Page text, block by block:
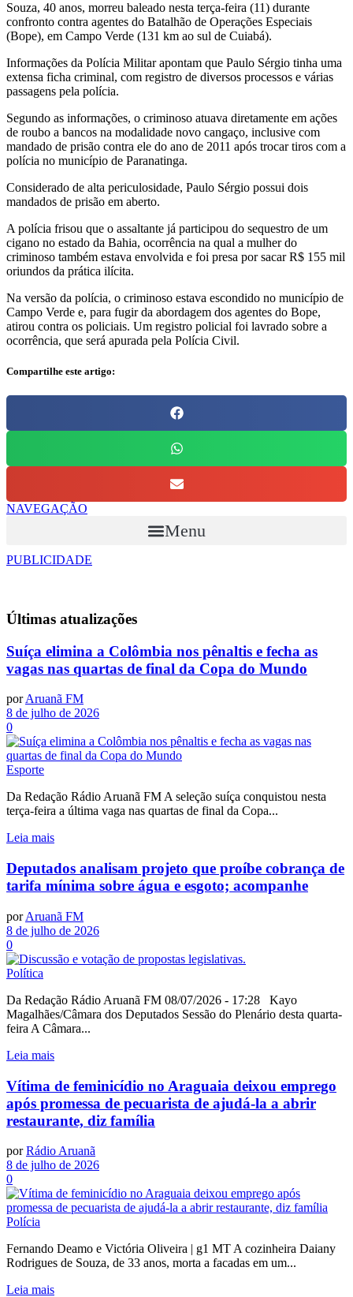
Souza, 40 anos, morreu baleado nesta terça-feira (11) durante
confronto contra agentes do Batalhão de Operações Especiais
(Bope), em Campo Verde (131 km ao sul de Cuiabá).
Informações da Polícia Militar apontam que Paulo Sérgio tinha uma
extensa ficha criminal, com registro de diversos processos e várias
passagens pela polícia.
Segundo as informações, o criminoso atuava diretamente em ações
de roubo a bancos na modalidade novo cangaço, inclusive com
mandado de prisão contra ele do ano de 2011 após trocar tiros com a
polícia no município de Paranatinga.
Considerado de alta periculosidade, Paulo Sérgio possui dois
mandados de prisão em aberto.
A polícia frisou que o assaltante já participou do sequestro de um
cigano no estado da Bahia, ocorrência na qual a mulher do
criminoso também estava envolvida e foi presa por sacar R$ 155 mil
oriundos da prática ilícita.
Na versão da polícia, o criminoso estava escondido no município de
Campo Verde e, para fugir da abordagem dos agentes do Bope,
atirou contra os policiais. Um registro policial foi lavrado sobre a
ocorrência, que será apurada pela Polícia Civil.
Compartilhe este artigo:
NAVEGAÇÃO
Menu
PUBLICIDADE
Últimas atualizações
Suíça elimina a Colômbia nos pênaltis e fecha as
vagas nas quartas de final da Copa do Mundo
porAruanã FM
8 de julho de 2026
0
Esporte
Da Redação Rádio Aruanã FM A seleção suíça conquistou nesta
terça-feira a última vaga nas quartas de final da Copa...
Leia mais
Deputados analisam projeto que proíbe cobrança de
tarifa mínima sobre água e esgoto; acompanhe
por Aruanã FM
8 de julho de 2026
0
Política
Da Redação Rádio Aruanã FM 08/07/2026 - 17:28 Kayo
Magalhães/Câmara dos Deputados Sessão do Plenário desta quarta-
feira A Câmara...
Leia mais
Vítima de feminicídio no Araguaia deixou emprego
após promessa de pecuarista de ajudá-la a abrir
restaurante, diz família
por Rádio Aruanã
8 de julho de 2026
0
Polícia
Fernando Deamo e Victória Oliveira | g1 MT A cozinheira Daiany
Rodrigues de Souza, de 33 anos, morta a facadas em um...
Leia mais